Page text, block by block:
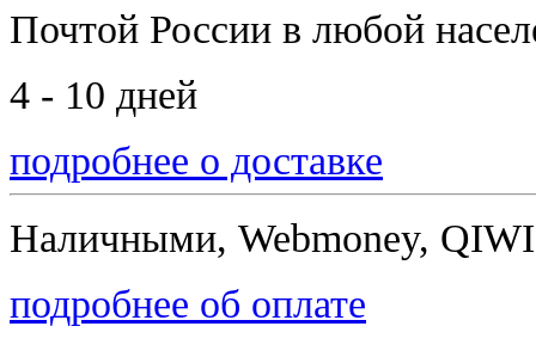
Почтой России в любой
4 - 10 дней
подробнее о доставке
Наличными, Webmoney,
подробнее об оплате